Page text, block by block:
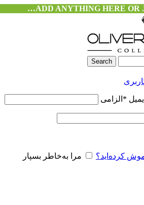
ADD ANYTHING HERE OR
Search
* الزامی
کرده‌اید؟ مرا به‌خاطر بسپار